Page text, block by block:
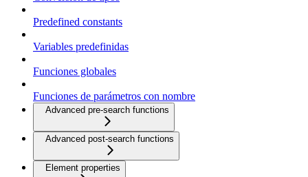
Predefined constants
Variables predefinidas
Funciones globales
Funciones de parámetros con nombre
Advanced pre-search functions
Advanced post-search functions
Element properties